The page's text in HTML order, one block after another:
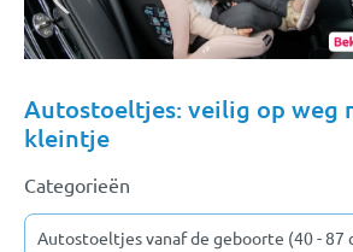
Autostoeltjes: veilig op weg
kleintje
Categorieën
Autostoeltjes vanaf de geboorte (40 - 87